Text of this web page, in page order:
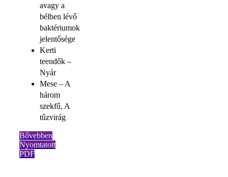
avagy a
bélben lévő
baktériumok
jelentősége
Kerti
teendők –
Nyár
Mese – A
három
szekfű, A
tűzvirág
Bővebben
Nyomtatott
PDF